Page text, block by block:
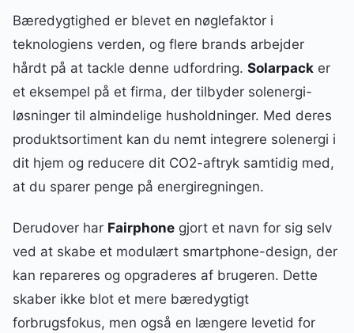
Bæredygtighed er blevet en nøglefaktor i
teknologiens verden, og flere brands arbejder
hårdt på at tackle denne udfordring. Solarpack er
et eksempel på et firma, der tilbyder solenergi-
løsninger til almindelige husholdninger. Med deres
produktsortiment kan du nemt integrere solenergi i
dit hjem og reducere dit CO2-aftryk samtidig med,
at du sparer penge på energiregningen.
Derudover har Fairphone gjort et navn for sig selv
ved at skabe et modulært smartphone-design, der
kan repareres og opgraderes af brugeren. Dette
skaber ikke blot et mere bæredygtigt
forbrugsfokus, men også en længere levetid for